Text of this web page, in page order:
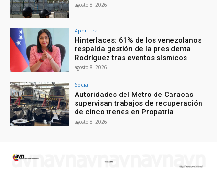
agosto 8, 2026
Apertura
Hinterlaces: 61% de los venezolanos
respalda gestión de la presidenta
Rodríguez tras eventos sísmicos
agosto 8, 2026
Social
Autoridades del Metro de Caracas
supervisan trabajos de recuperación
de cinco trenes en Propatria
agosto 8, 2026